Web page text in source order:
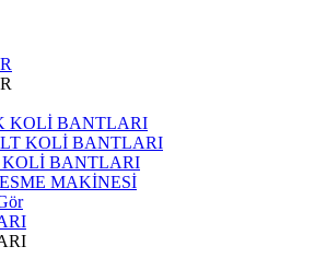
KOLİ BANTLARI
KOLİ BANTLARI
BANTLARI
MAKİNESİ